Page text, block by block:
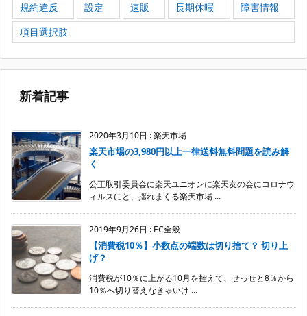
規約違反
設定 速販 長期休暇
障害情報
項目選択肢
新着記事
2020年3月10日 :楽天市場
楽天市場の3,980円以上一律送料無料問題を読み解
く
公正取引委員会に楽天ユニオンに楽天友の会にコロナウ
ィルスにと、揺れまくる楽天市場 ...
2019年9月26日 : EC全般
【消費税10％】小数点の端数は切り捨て？ 切り上
げ？
消費税が10％に上がる10月を控えて、せっせと8％から
10％へ切り替えなきゃいけ ...